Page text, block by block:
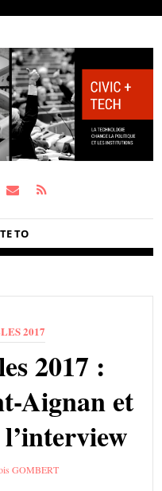
TO
2017
2017 :
Aignan et
GOMBERT